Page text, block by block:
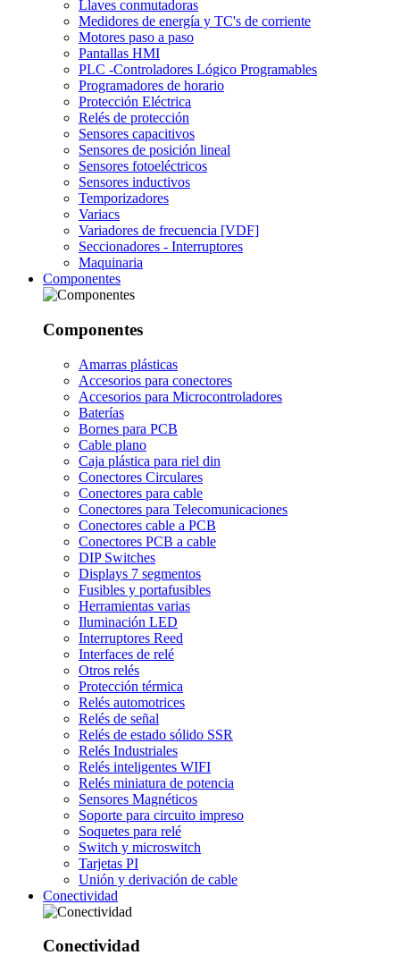
Llaves conmutadoras
Medidores de energía y TC's de corriente
Motores paso a paso
Pantallas HMI
PLC -Controladores Lógico Programables
Programadores de horario
Protección Eléctrica
Relés de protección
Sensores capacitivos
Sensores de posición lineal
Sensores fotoeléctricos
Sensores inductivos
Temporizadores
Variacs
Variadores de frecuencia [VDF]
Seccionadores - Interruptores
Maquinaria
Componentes
Componentes
Amarras plásticas
Accesorios para conectores
Accesorios para Microcontroladores
Baterías
Bornes para PCB
Cable plano
Caja plástica para riel din
Conectores Circulares
Conectores para cable
Conectores para Telecomunicaciones
Conectores cable a PCB
Conectores PCB a cable
DIP Switches
Displays 7 segmentos
Fusibles y portafusibles
Herramientas varias
Iluminación LED
Interruptores Reed
Interfaces de relé
Otros relés
Protección térmica
Relés automotrices
Relés de señal
Relés de estado sólido SSR
Relés Industriales
Relés inteligentes WIFI
Relés miniatura de potencia
Sensores Magnéticos
Soporte para circuito impreso
Soquetes para relé
Switch y microswitch
Tarjetas PI
Unión y derivación de cable
Conectividad
Conectividad